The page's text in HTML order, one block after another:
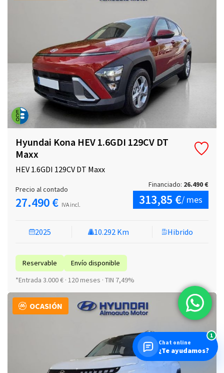
Hyundai Kona HEV 1.6GDI 129CV DT
Maxx
HEV 1.6GDI 129CV DT Maxx
2025 10.292 Km Hibrido
Reservable
Envío disponible
*Entrada 3.000 € · 120 meses · TIN 7,49%
Precio al contado
27.490 € IVA incl.
Financiado: 26.490 €
313,85 €/ mes
OCASIÓN
Chat online
¿Te ayudamos?
1